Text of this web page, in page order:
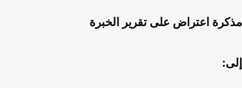
مذكرة اعتراض على تقرير الخبرة
إلى: